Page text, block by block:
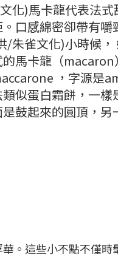
化)馬卡龍代表法
口感綿密卻帶有
/朱雀文化)小時候
馬卡龍（
，字源是
似蛋白霜餅，一
鼓起來的圓頂，
。這些小不點不僅